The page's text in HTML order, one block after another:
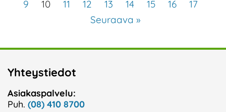
9
10 11 12 13 14 15 16
17
Seuraava »
Yhteystiedot
Asiakaspalvelu:
Puh. (08) 410 8700